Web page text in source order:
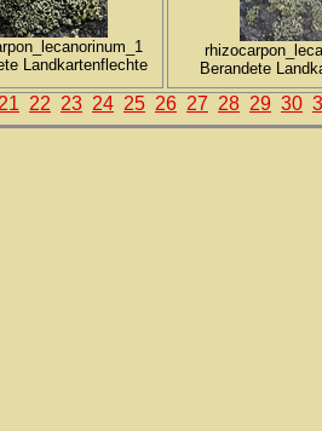
Landkartenflechte
Berandete
21 22 23 24 25 26 27 28 29 30